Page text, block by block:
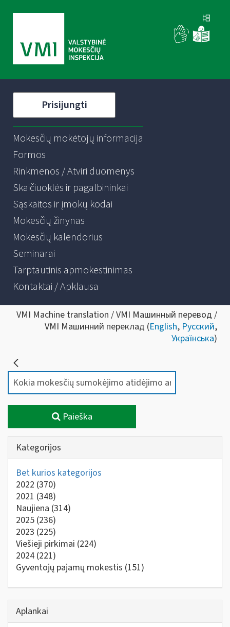
Prisijungti
Mokesčių mokėtojų informacija
Formos
Rinkmenos / Atviri duomenys
Skaičiuoklės ir pagalbininkai
Sąskaitos ir įmokų kodai
Mokesčių žinynas
Mokesčių kalendorius
Seminarai
Tarptautinis apmokestinimas
Kontaktai / Apklausa
VMI Machine translation / VMI Машинный перевод /
VMI Машинний переклад (English, Русский,
Українська)
Paieška
Kategorijos
Bet kurios kategorijos
2022 (370)
2021 (348)
Naujiena (314)
2025 (236)
2023 (225)
Viešieji pirkimai (224)
2024 (221)
Gyventojų pajamų mokestis (151)
Aplankai